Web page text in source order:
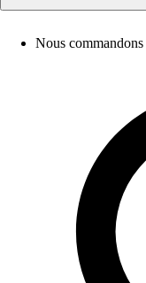
Nous